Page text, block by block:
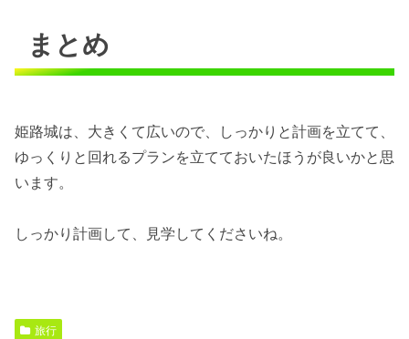
まとめ
姫路城は、大きくて広いので、しっかりと計画を立てて、
ゆっくりと回れるプランを立てておいたほうが良いかと思
います。
しっかり計画して、見学してくださいね。
旅行